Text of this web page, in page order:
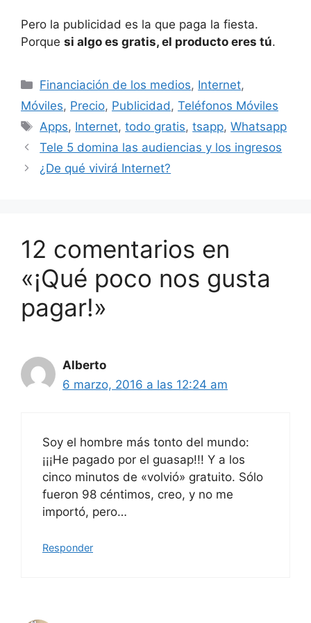
Pero la publicidad es la que paga la fiesta.
Porque si algo es gratis, el producto eres tú.
Categorías
Financiación de los medios, Internet,
Móviles, Precio, Publicidad , Teléfonos Móviles
Etiquetas
Apps, Internet,todo gratis,tsapp,Whatsapp
Tele 5 domina las audiencias y los ingresos
¿De qué vivirá Internet?
12 comentarios en
«¡Qué poco nos gusta
pagar!»
Alberto
6 marzo, 2016 a las 12:24 am
Soy el hombre más tonto del mundo:
¡¡¡He pagado por el guasap!!! Y a los
cinco minutos de «volvió» gratuito. Sólo
fueron 98 céntimos, creo, y no me
importó, pero…
Responder